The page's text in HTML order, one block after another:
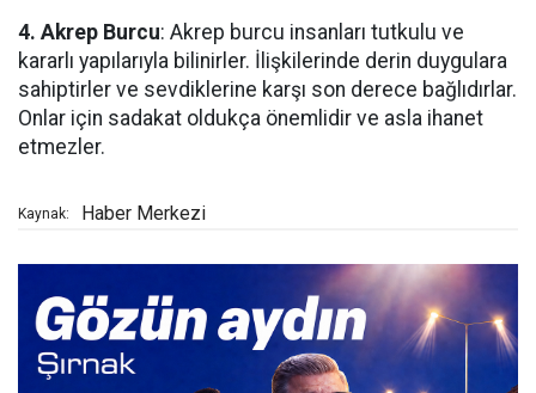
4. Akrep Burcu: Akrep burcu insanları tutkulu ve
kararlı yapılarıyla bilinirler. İlişkilerinde derin duygulara
sahiptirler ve sevdiklerine karşı son derece bağlıdırlar.
Onlar için sadakat oldukça önemlidir ve asla ihanet
etmezler.
Kaynak: Haber Merkezi